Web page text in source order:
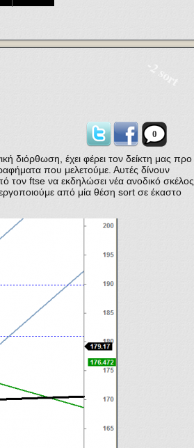
-2 sort
0
διόρθωση, έχει φέρει τον δείκτη μας προ
που μελετούμε. Αυτές δίνουν
τον ftse να εκδηλώσει νέα ανοδικό σκέλος
από μία θέση sort σε έκαστο